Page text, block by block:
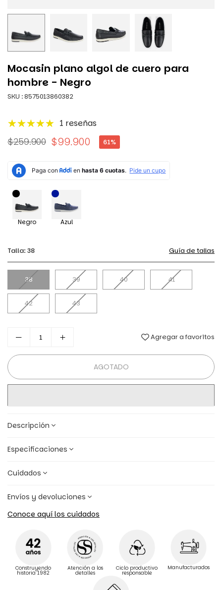
Mocasin plano algol de cuero para
hombre - Negro
SKU :8575013860382
1 reseñas
Precio
$259.900 $99.900 61%
Negro Azul
Talla: 38 Guía de tallas
38 39 40 41
42 43
Agregar a favoritos
AGOTADO
Descripción
Especificaciones
Cuidados
Envíos y devoluciones
Conoce aquí los cuidados
Construyendo
historia 1982
Atención a los
detalles
Ciclo productivo
responsable
Manufacturados